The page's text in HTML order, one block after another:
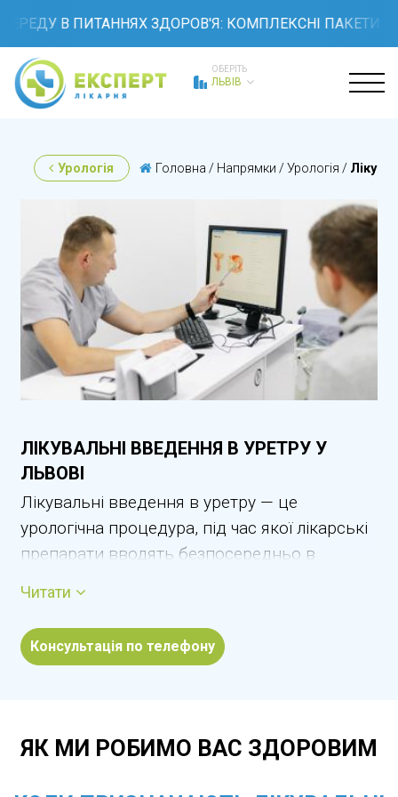
В ПИТАННЯХ ЗДОРОВ'Я: КОМПЛЕКСНІ ПАКЕТИ
ОБЕРІТЬ
ЛЬВІВ
Урологія Головна / Напрямки /Урологія /
ЛІКУВАЛЬНІ ВВЕДЕННЯ В УРЕТРУ У
ЛЬВОВІ
Лікувальні введення в уретру — це
урологічна процедура, під час якої лікарські
препарати вводять безпосередньо в
дозволяє швидко зменшити запалення
слизової уретри, усунути біль, печіння та
висока ефективність лікування при
мінімальному системному навантаженні на
Читати
Консультація по телефону
ЯК МИ РОБИМО ВАС ЗДОРОВИМ